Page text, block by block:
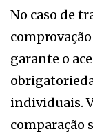
No caso de
garante o
individuais.
comparação